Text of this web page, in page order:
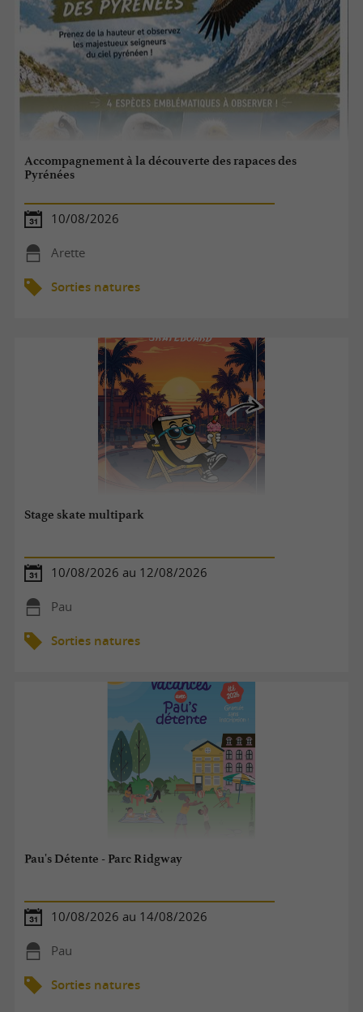
Accompagnement à la découverte des rapaces des
Pyrénées
10/08/2026
Arette
Sorties natures
Stage skate multipark
10/08/2026 au 12/08/2026
Pau
Sorties natures
Pau's Détente - Parc Ridgway
10/08/2026 au 14/08/2026
Pau
Sorties natures